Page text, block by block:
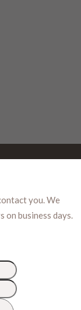
you. We
on business days.